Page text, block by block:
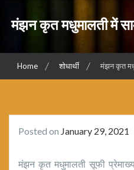
मंझन कृत मधुमालती में
Home शोधार्थी मंझन कृत
Posted on January 29, 2021
मंझन कृत मधुमालती सूफी